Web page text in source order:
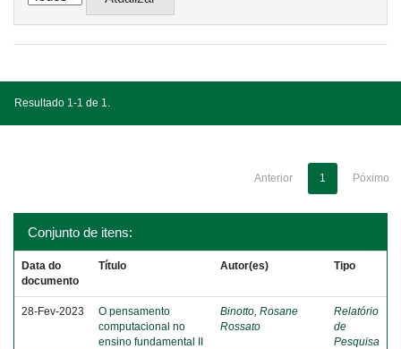
Resultado 1-1 de 1.
Anterior 1 Póximo
Conjunto de itens:
Data do
documento
Título Autor(es) Tipo
28-Fev-2023
O pensamento
computacional no
ensino fundamental II
Binotto, Rosane
Rossato
Relatório
de
Pesquisa